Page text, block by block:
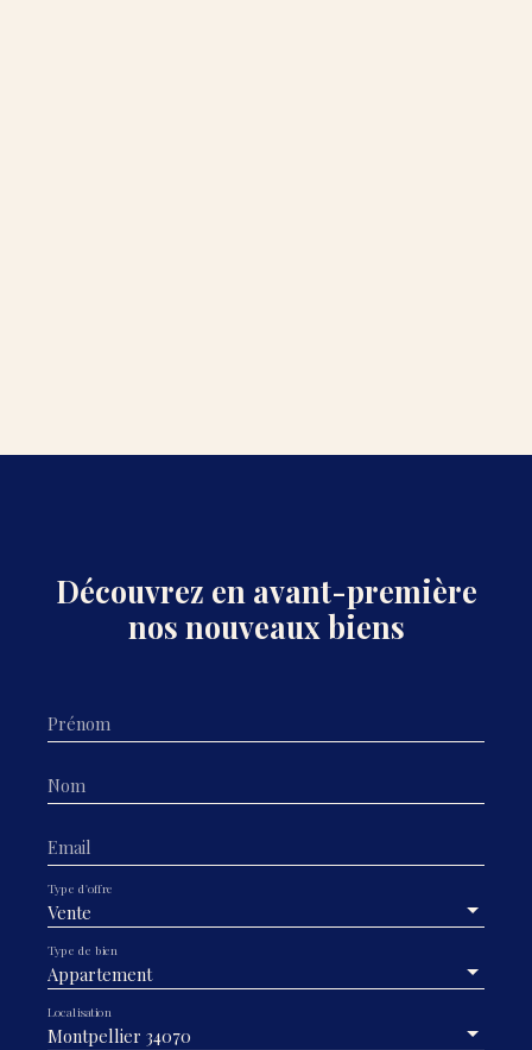
Découvrez en avant-première
nos nouveaux biens
Prénom
Nom
Email
Vente
Type d'offre
Appartement
Type de bien
Montpellier 34070
Localisation